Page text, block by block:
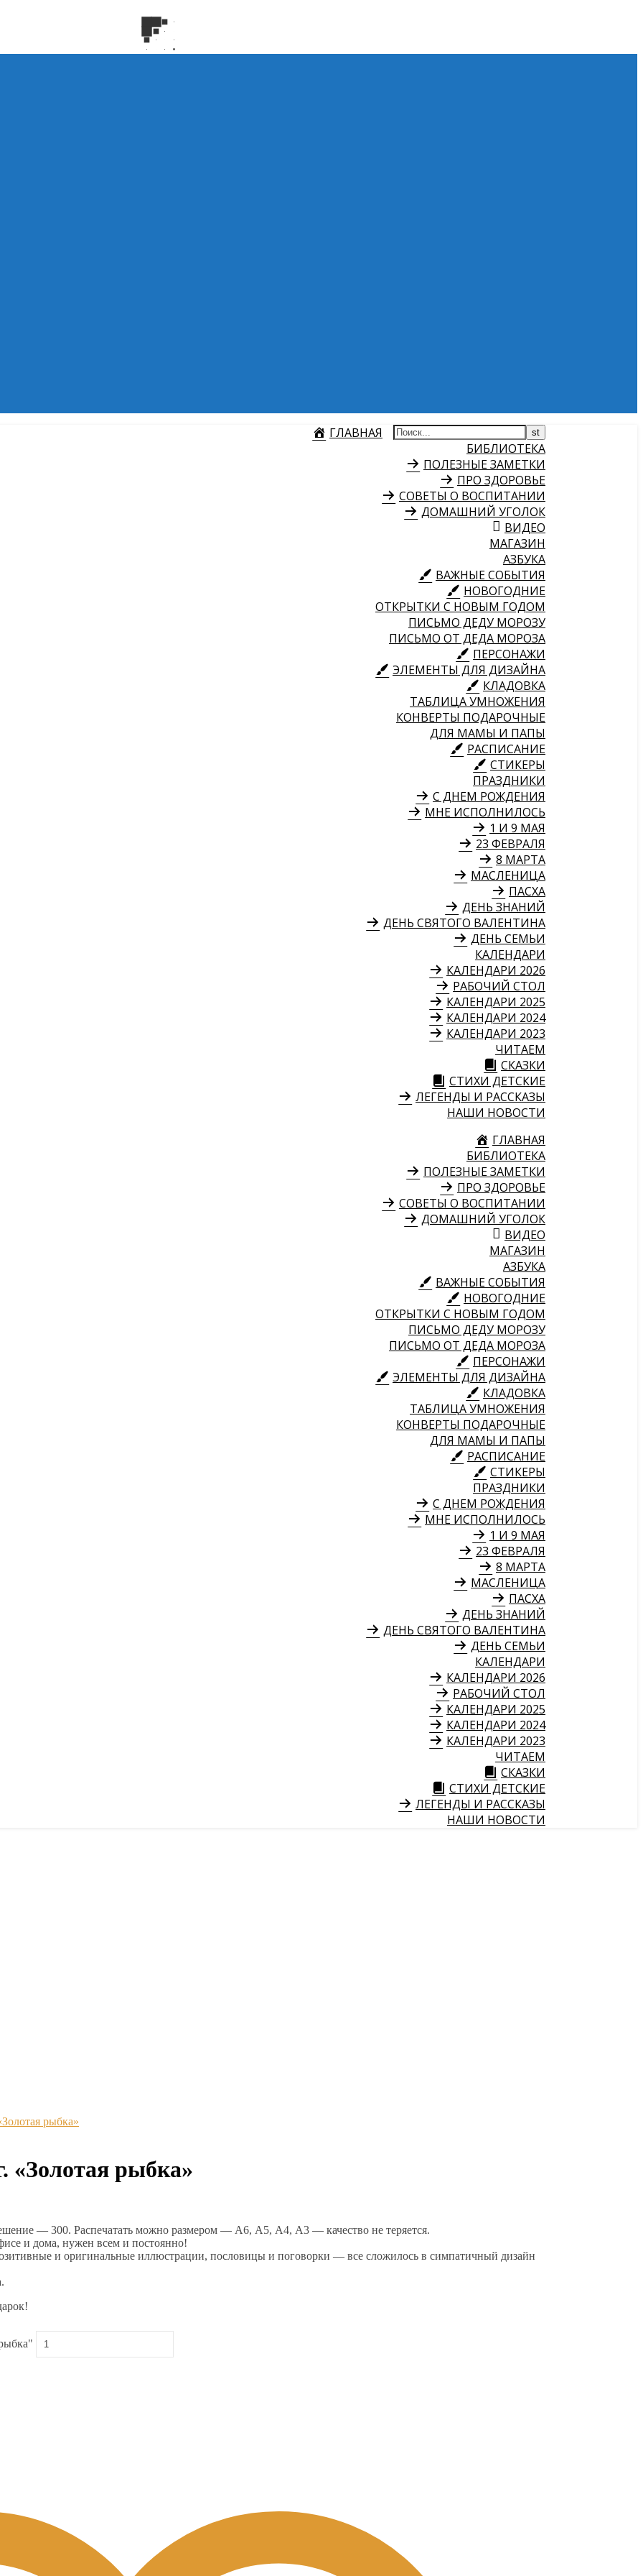
ГЛАВНАЯ
БИБЛИОТЕКА
ПОЛЕЗНЫЕ ЗАМЕТКИ
ПРО ЗДОРОВЬЕ
СОВЕТЫ О ВОСПИТАНИИ
ДОМАШНИЙ УГОЛОК
ВИДЕО
МАГАЗИН
АЗБУКА
ВАЖНЫЕ СОБЫТИЯ
НОВОГОДНИЕ
ОТКРЫТКИ С НОВЫМ ГОДОМ
ПИСЬМО ДЕДУ МОРОЗУ
ПИСЬМО ОТ ДЕДА МОРОЗА
ПЕРСОНАЖИ
ЭЛЕМЕНТЫ ДЛЯ ДИЗАЙНА
КЛАДОВКА
ТАБЛИЦА УМНОЖЕНИЯ
КОНВЕРТЫ ПОДАРОЧНЫЕ
ДЛЯ МАМЫ И ПАПЫ
РАСПИСАНИЕ
СТИКЕРЫ
ПРАЗДНИКИ
С ДНЕМ РОЖДЕНИЯ
МНЕ ИСПОЛНИЛОСЬ
1 И 9 МАЯ
23 ФЕВРАЛЯ
8 МАРТА
МАСЛЕНИЦА
ПАСХА
ДЕНЬ ЗНАНИЙ
ДЕНЬ СВЯТОГО ВАЛЕНТИНА
ДЕНЬ СЕМЬИ
КАЛЕНДАРИ
КАЛЕНДАРИ 2026
РАБОЧИЙ СТОЛ
КАЛЕНДАРИ 2025
КАЛЕНДАРИ 2024
КАЛЕНДАРИ 2023
ЧИТАЕМ
СКАЗКИ
СТИХИ ДЕТСКИЕ
ЛЕГЕНДЫ И РАССКАЗЫ
НАШИ НОВОСТИ
ГЛАВНАЯ
БИБЛИОТЕКА
ПОЛЕЗНЫЕ ЗАМЕТКИ
ПРО ЗДОРОВЬЕ
СОВЕТЫ О ВОСПИТАНИИ
ДОМАШНИЙ УГОЛОК
ВИДЕО
МАГАЗИН
АЗБУКА
ВАЖНЫЕ СОБЫТИЯ
НОВОГОДНИЕ
ОТКРЫТКИ С НОВЫМ ГОДОМ
ПИСЬМО ДЕДУ МОРОЗУ
ПИСЬМО ОТ ДЕДА МОРОЗА
ПЕРСОНАЖИ
ЭЛЕМЕНТЫ ДЛЯ ДИЗАЙНА
КЛАДОВКА
ТАБЛИЦА УМНОЖЕНИЯ
КОНВЕРТЫ ПОДАРОЧНЫЕ
ДЛЯ МАМЫ И ПАПЫ
РАСПИСАНИЕ
СТИКЕРЫ
ПРАЗДНИКИ
С ДНЕМ РОЖДЕНИЯ
МНЕ ИСПОЛНИЛОСЬ
1 И 9 МАЯ
23 ФЕВРАЛЯ
8 МАРТА
МАСЛЕНИЦА
ПАСХА
ДЕНЬ ЗНАНИЙ
ДЕНЬ СВЯТОГО ВАЛЕНТИНА
ДЕНЬ СЕМЬИ
КАЛЕНДАРИ
КАЛЕНДАРИ 2026
РАБОЧИЙ СТОЛ
КАЛЕНДАРИ 2025
КАЛЕНДАРИ 2024
КАЛЕНДАРИ 2023
ЧИТАЕМ
СКАЗКИ
СТИХИ ДЕТСКИЕ
ЛЕГЕНДЫ И РАССКАЗЫ
НАШИ НОВОСТИ
рыбка»
«Золотая рыбка»
— 300. Распечатать можно размером — А6, А5, А4, А3 — качество не теряется.
и дома, нужен всем и постоянно!
и оригинальные иллюстрации, пословицы и поговорки — все сложилось в симпатичный дизайн